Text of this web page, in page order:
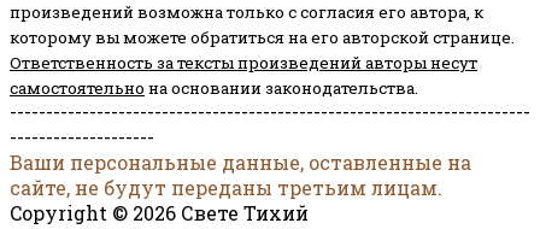
произведений возможна только с согласия его автора, к
которому вы можете обратиться на его авторской странице.
Ответственность за тексты произведений авторы несут
самостоятельно на основании законодательства.
------------------------------------------------------------------------
--------------------
Ваши персональные данные, оставленные на
сайте, не будут переданы третьим лицам.
Copyright © 2026 Свете Тихий